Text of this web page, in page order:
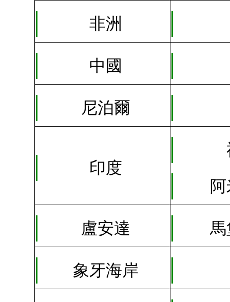
非洲
中國
尼泊爾
印度
盧安達
象牙海岸